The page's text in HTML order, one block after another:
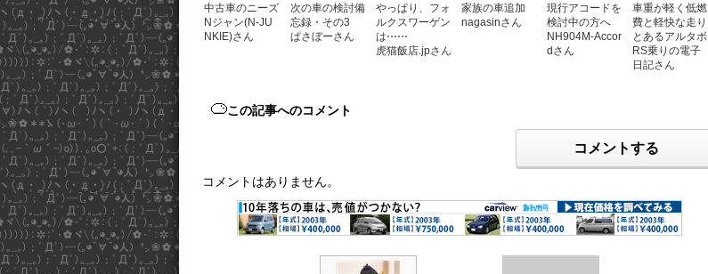
中古車のニーズ
Nジャン(N-JU
NKIE)さん
次の車の検討備
忘録・その3
ぱさぼーさん
やっぱり、フォ
ルクスワーゲン
は⋯⋯
虎猫飯店.jpさん
家族の車追加
nagasinさん
現行アコードを
検討中の方へ
NH904M-Accor
dさん
車重が軽く低燃
費と軽快な走り
とあるアルタボ
RS乗りの電子
日記さん
この記事へのコメント
コメントする
コメントはありません。